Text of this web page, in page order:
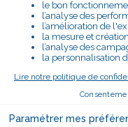
Adresse 24ter rue
Numéro
de